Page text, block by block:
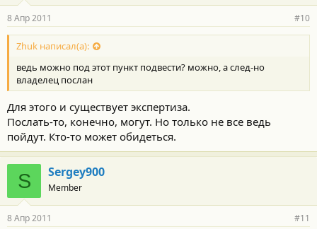
8 Апр 2011 #10
Zhuk написал(а):
ведь можно под этот пункт подвести? можно, а след-но
владелец послан
Для этого и существует экспертиза.
Послать-то, конечно, могут. Но только не все ведь
пойдут. Кто-то может обидеться.
S Sergey900
Member
8 Апр 2011 #11